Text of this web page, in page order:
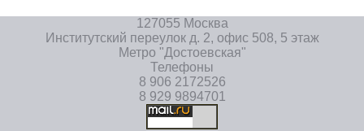
127055 Москва
Институтский переулок д. 2, офис 508, 5 этаж
Метро "Достоевская"
Телефоны
8 906 2172526
8 929 9894701